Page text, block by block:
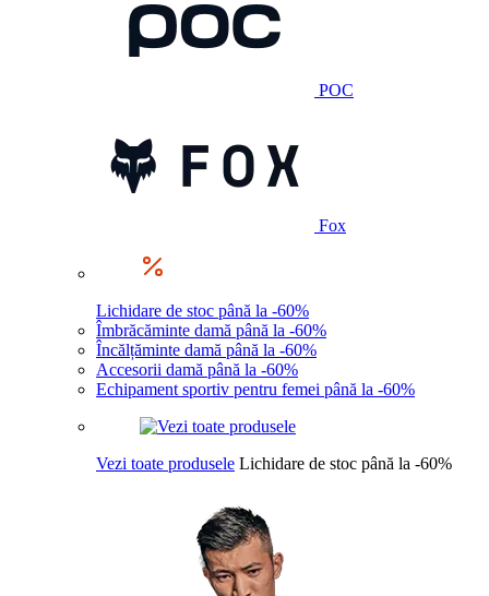
POC
Fox
Lichidare de stoc până la -60%
Îmbrăcăminte damă până la -60%
Încălțăminte damă până la -60%
Accesorii damă până la -60%
Echipament sportiv pentru femei până la -60%
Vezi toate produsele Lichidare de stoc până la -60%